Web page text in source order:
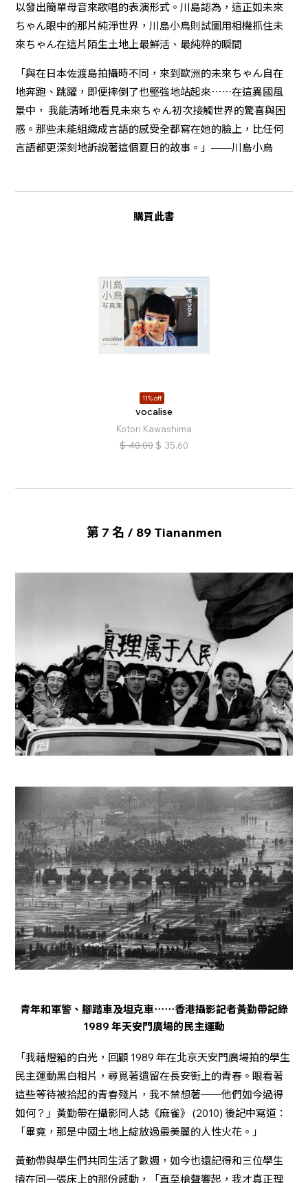
以發出簡單母音來歌唱的表演形式。川島認為，這正如未來
ちゃん眼中的那片純淨世界，川島小鳥則試圖用相機抓住未
來ちゃん在這片陌生土地上最鮮活、最純粹的瞬間
「與在日本佐渡島拍攝時不同，來到歐洲的未來ちゃん自在
地奔跑、跳躍，即便摔倒了也堅強地站起來⋯⋯在這異國風
景中， 我能清晰地看見未來ちゃん初次接觸世界的驚喜與困
惑。那些未能組織成言語的感受全都寫在她的臉上，比任何
言語都更深刻地訴說著這個夏日的故事。」——川島小鳥
購買此書
11% off
vocalise
Kotori Kawashima
$ 40.00 $ 35.60
第 7 名 / 89 Tiananmen
青年和軍警、腳踏車及坦克車⋯⋯香港攝影記者黃勤帶記錄
1989 年天安門廣場的民主運動
「我藉燈箱的白光，回顧 1989 年在北京天安門廣場拍的學生
民主運動黑白相片，尋覓著遺留在長安街上的青春。眼看著
這些等待被拾起的青春殘片，我不禁想著──他們如今過得
如何？」黃勤帶在攝影同人誌《麻雀》 (2010) 後記中寫道：
「畢竟，那是中國土地上綻放過最美麗的人性火花。」
黃勤帶與學生們共同生活了數週，如今也還記得和三位學生
擠在同一張床上的那份感動，「直至槍聲響起，我才真正理